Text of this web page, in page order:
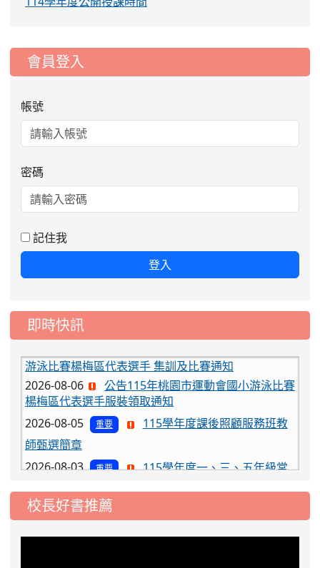
::: 會員登入
帳號
密碼
記住我
登入
即時快訊
2026-08-06
公告115年桃園市運動會國小游泳比賽
楊梅區代表選手服裝領取通知
2026-08-05
重要
115學年度課後照顧服務班教
師甄選簡章
2026-08-03
態編班結果公告
2026-07-31
公告
學校對面建案申請8月份「施
工車輛臨停」一案，請各位用路人留意
2026-07-17
公告
公告-115年桃園市運動會國小
校長好書推薦